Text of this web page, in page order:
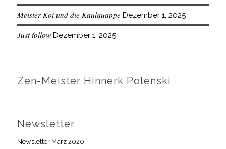
Meister Koi und die Kaulquappe Dezember 1, 2025
Just follow Dezember 1, 2025
Zen-Meister Hinnerk Polenski
Newsletter
Newsletter März 2020